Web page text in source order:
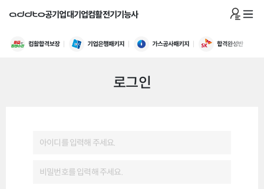
공기업대기업컴활전기기능사
로그인